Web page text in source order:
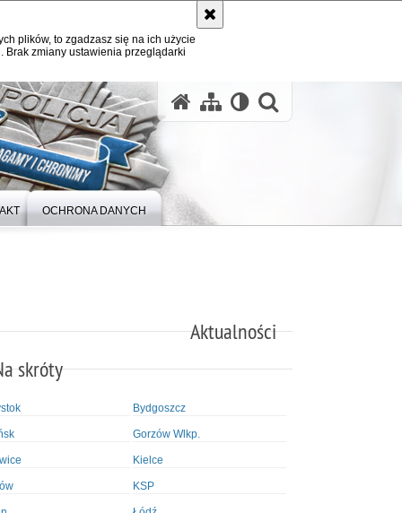
plików, to zgadzasz się na ich użycie
zmiany ustawienia przeglądarki
OCHRONA DANYCH
Aktualności
skróty
Bydgoszcz
Gorzów Wlkp.
Kielce
KSP